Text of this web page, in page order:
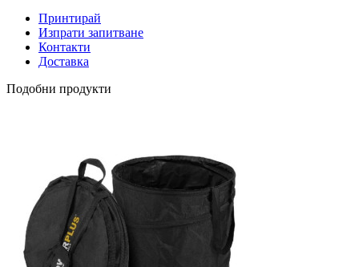
Принтирай
Изпрати запитване
Контакти
Доставка
Подобни продукти